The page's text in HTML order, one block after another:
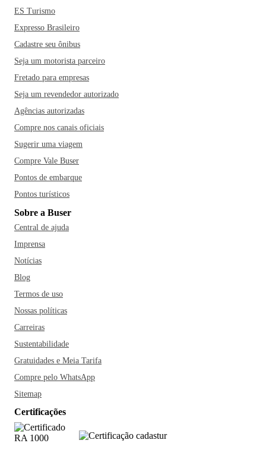
ES Turismo
Expresso Brasileiro
Cadastre seu ônibus
Seja um motorista parceiro
Fretado para empresas
Seja um revendedor autorizado
Agências autorizadas
Compre nos canais oficiais
Sugerir uma viagem
Compre Vale Buser
Pontos de embarque
Pontos turísticos
Sobre a Buser
Central de ajuda
Imprensa
Notícias
Blog
Termos de uso
Nossas políticas
Carreiras
Sustentabilidade
Gratuidades e Meia Tarifa
Compre pelo WhatsApp
Sitemap
Certificações